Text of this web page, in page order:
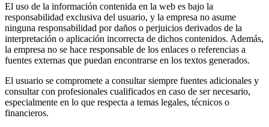
El uso de la información contenida en la web es bajo la
responsabilidad exclusiva del usuario, y la empresa no asume
ninguna responsabilidad por daños o perjuicios derivados de la
interpretación o aplicación incorrecta de dichos contenidos. Además,
la empresa no se hace responsable de los enlaces o referencias a
fuentes externas que puedan encontrarse en los textos generados.
El usuario se compromete a consultar siempre fuentes adicionales y
consultar con profesionales cualificados en caso de ser necesario,
especialmente en lo que respecta a temas legales, técnicos o
financieros.